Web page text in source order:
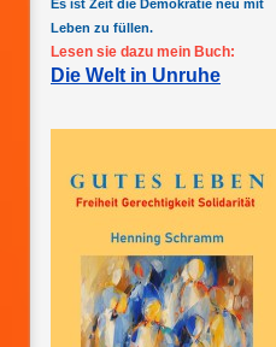
Es ist Zeit die Demokratie neu mit
Leben zu füllen.
Lesen sie dazu mein Buch:
Die Welt in Unruhe